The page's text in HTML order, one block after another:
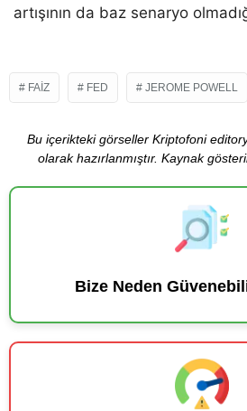
artışının da baz senaryo
FAIZ FED JEROME POWELL
Bu içerikteki görseller Kriptofoni
olarak hazırlanmıştır. Kaynak
Bize Neden